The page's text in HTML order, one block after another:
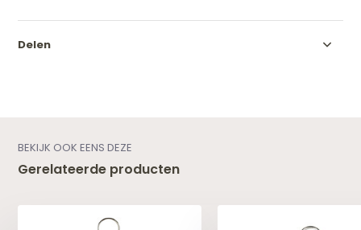
Delen
BEKIJK OOK EENS DEZE
Gerelateerde producten